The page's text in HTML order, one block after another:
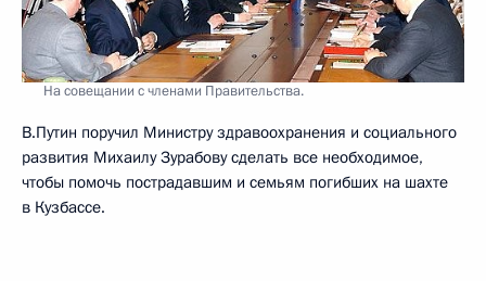
На совещании с членами Правительства.
В.Путин поручил Министру здравоохранения и социального
развития Михаилу Зурабову сделать все необходимое,
чтобы помочь пострадавшим и семьям погибших на шахте
в Кузбассе.